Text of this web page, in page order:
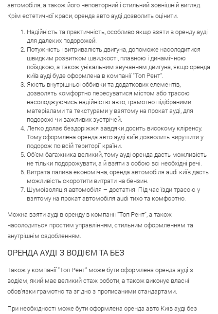
автомобіля, а також його неповторний і стильний зовнішній вигляд.
Крім естетичної краси, оренда авто ауді дозволить оцінити.
Надійність та практичність, особливо якщо взяти в оренду ауді
для далеких подорожей.
Потужність і витривалість двигуна, допоможе насолодитися
швидким розвитком швидкості, плавною і динамічною
поїздкою, а також унікальним звучанням двигуна, якщо оренда
київ ауді буде оформлена в компанії “Топ Рент”.
Якість внутрішньої оббивки та додаткових елементів,
дозволять комфортно пересуватися містом або трасою
насолоджуючись надійністю авто, грамотно підібраними
матеріалами та текстурами у взятому на прокат ауді, для
подорожі чи важливих зустрічей.
Легко долає бездоріжжя завдяки досить високому кліренсу.
Тому оформлена оренда авто ауді київ дозволить вирушити у
подорож по всій території країни.
Об’єм багажника великий, тому ауді оренда дасть можливість
не тільки подорожувати, а й взяти з собою всі необхідні речі.
Витрата палива економічна, оренда автомобіля audi київ дасть
можливість скоротити витрати на бензин.
Шумоізоляція автомобіля – достатня. Під час їзди трасою у
взятому на прокат автомобіля audi тихо та комфортно.
Можна взяти ауді в оренду в компанії “Топ Рент”, а також
насолодиться простим управлінням, стильним оформленням та
внутрішнім оздобленням.
ОРЕНДА АУДІ З ВОДІЄМ ТА БЕЗ
Також у компанії “Топ Рент” може бути оформлена оренда ауді з
водієм, який має великий стаж роботи, а також виконує власні
обов’язки грамотно та згідно з прописаними стандартами.
При необхідності може бути оформлена оренда авто Київ ауді без